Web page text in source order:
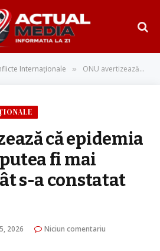
Internaționale » ONU avertizează că epidemia de Ebola ar putea fi mai extinsă decât s-a constatat până acum
că epidemia
fi mai
s-a constatat
2026
Niciun comentariu